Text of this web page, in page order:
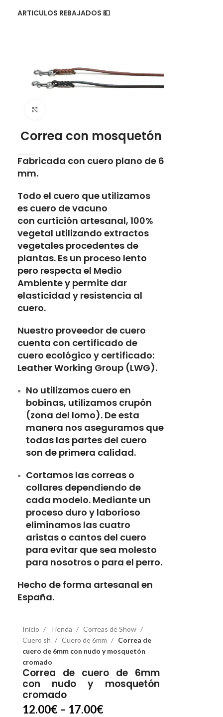
ARTICULOS REBAJADOS 💵
Correa con mosquetón
Fabricada con cuero plano de 6
mm.
Todo el cuero que utilizamos
es cuero de vacuno
con curtición artesanal, 100%
vegetal utilizando extractos
vegetales procedentes de
plantas. Es un proceso lento
pero respecta el Medio
Ambiente y permite dar
elasticidad y resistencia al
cuero.
Nuestro proveedor de cuero
cuenta con certificado de
cuero ecológico y certificado:
Leather Working Group (LWG).
No utilizamos cuero en
bobinas, utilizamos crupón
(zona del lomo). De esta
manera nos aseguramos que
todas las partes del cuero
son de primera calidad.
Cortamos las correas o
collares dependiendo de
cada modelo. Mediante un
proceso duro y laborioso
eliminamos las cuatro
aristas o cantos del cuero
para evitar que sea molesto
para nosotros o para el perro.
Hecho de forma artesanal en
España.
Inicio Tienda
Correas de Show
Cuero sh
Cuero de 6mm
Correa de
cuero de 6mm con nudo y mosquetón
cromado
Correa de cuero de 6mm
con nudo y mosquetón
cromado
12.00€ – 17.00€